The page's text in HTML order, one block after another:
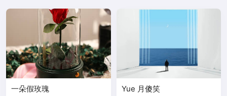
一朵假玫瑰 Yue 月傻笑